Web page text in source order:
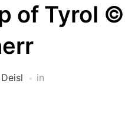
of Tyrol
in